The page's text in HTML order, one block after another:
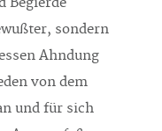
sondern
Ahndung
von dem
und für sich